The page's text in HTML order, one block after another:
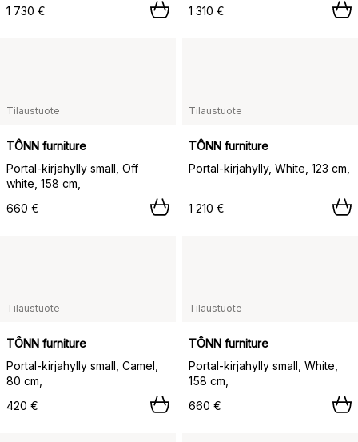
1 730 €
1 310 €
Tilaustuote
TÔNN furniture
Portal-kirjahylly small, Off
white, 158 cm,
660 €
Tilaustuote
TÔNN furniture
Portal-kirjahylly, White, 123 cm,
1 210 €
Tilaustuote
TÔNN furniture
Portal-kirjahylly small, Camel,
80 cm,
420 €
Tilaustuote
TÔNN furniture
Portal-kirjahylly small, White,
158 cm,
660 €